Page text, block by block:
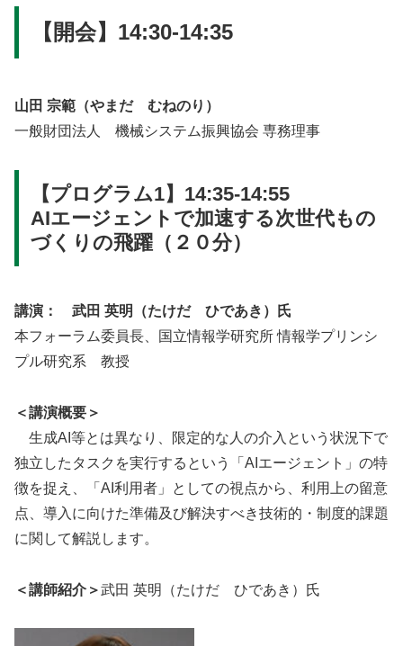
【開会】14:30-14:35
山田 宗範（やまだ むねのり）
一般財団法人 機械システム振興協会 専務理事
【プログラム1】 14:35-14:55
AIエージェントで加速する次世代もの
づくりの飛躍（２０分）
講演： 武田 英明（たけだ ひであき）氏
本フォーラム委員長、国立情報学研究所 情報学プリンシ
プル研究系 教授
＜講演概要＞
生成AI等とは異なり、限定的な人の介入という状況下で
独立したタスクを実行するという「AIエージェント」の特
徴を捉え、「AI利用者」としての視点から、利用上の留意
点、導入に向けた準備及び解決すべき技術的・制度的課題
に関して解説します。
＜講師紹介＞武田 英明（たけだ ひであき）氏